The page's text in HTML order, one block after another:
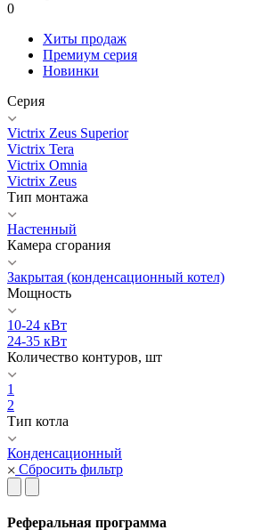
0
Хиты продаж
Премиум серия
Новинки
Серия
Victrix Zeus Superior
Victrix Tera
Victrix Omnia
Victrix Zeus
Тип монтажа
Настенный
Камера сгорания
Закрытая (конденсационный котел)
Мощность
10-24 кВт
24-35 кВт
Количество контуров, шт
1
2
Тип котла
Конденсационный
Сбросить фильтр
Реферальная программа